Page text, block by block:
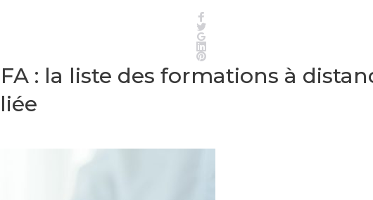
Twitter
Pinterest
: la liste des formations à